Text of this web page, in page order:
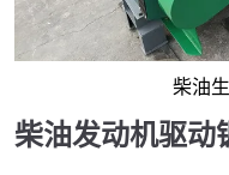
柴油
柴油发动机驱动